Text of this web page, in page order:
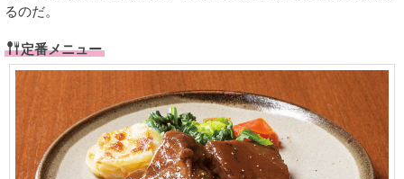
るのだ。
定番メニュー